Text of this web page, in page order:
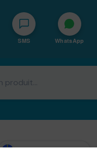
SMS WhatsApp